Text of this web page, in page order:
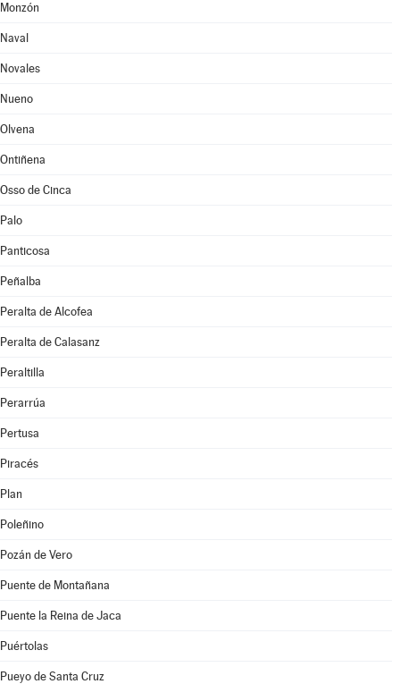
Monzón
Naval
Novales
Nueno
Olvena
Ontiñena
Osso de Cinca
Palo
Panticosa
Peñalba
Peralta de Alcofea
Peralta de Calasanz
Peraltilla
Perarrúa
Pertusa
Piracés
Plan
Poleñino
Pozán de Vero
Puente de Montañana
Puente la Reina de Jaca
Puértolas
Pueyo de Santa Cruz